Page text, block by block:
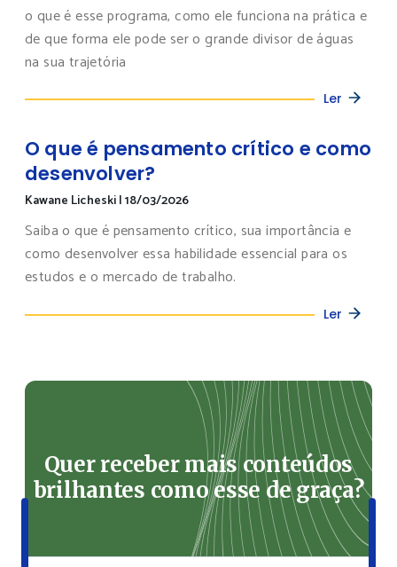
o que é esse programa, como ele funciona na prática e
de que forma ele pode ser o grande divisor de águas
na sua trajetória
Ler
O que é pensamento crítico e como
desenvolver?
Kawane Licheski|18/03/2026
Saiba o que é pensamento crítico, sua importância e
como desenvolver essa habilidade essencial para os
estudos e o mercado de trabalho.
Ler
Quer receber mais conteúdos
brilhantes como esse de graça?